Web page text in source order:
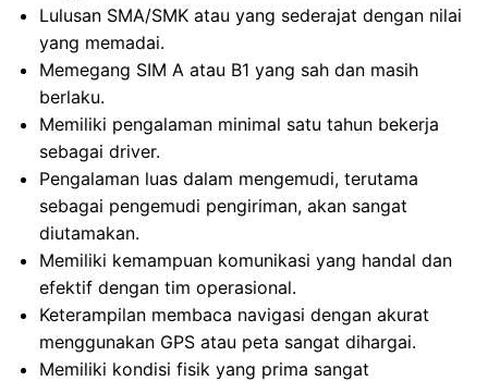
Lulusan SMA/SMK atau yang sederajat dengan nilai
yang memadai.
Memegang SIM A atau B1 yang sah dan masih
berlaku.
Memiliki pengalaman minimal satu tahun bekerja
sebagai driver.
Pengalaman luas dalam mengemudi, terutama
sebagai pengemudi pengiriman, akan sangat
diutamakan.
Memiliki kemampuan komunikasi yang handal dan
efektif dengan tim operasional.
Keterampilan membaca navigasi dengan akurat
menggunakan GPS atau peta sangat dihargai.
Memiliki kondisi fisik yang prima sangat